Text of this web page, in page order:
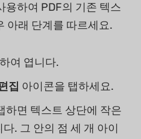
하여 PDF의 기존 텍스
아래 단계를 따르세요.
여 엽니다.
집 아이콘을 탭하세요.
하면 텍스트 상단에 작은
. 그 안의 점 세 개 아이